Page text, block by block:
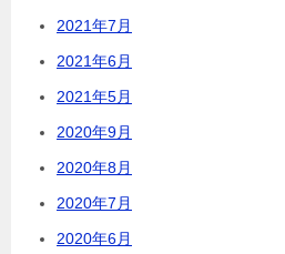
2021年7月
2021年6月
2021年5月
2020年9月
2020年8月
2020年7月
2020年6月